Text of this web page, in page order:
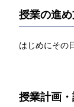
授業の進
はじめにその
授業計画